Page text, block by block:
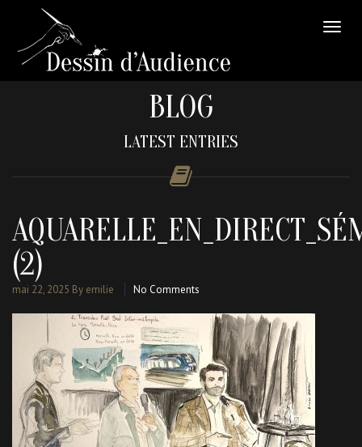
BLOG
LATEST ENTRIES
(2)
mai 22, 2025 By emilie No Comments